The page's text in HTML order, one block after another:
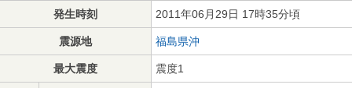
発生時刻 2011年06月29日 17時35分頃
震源地 福島県沖
最大震度 震度1